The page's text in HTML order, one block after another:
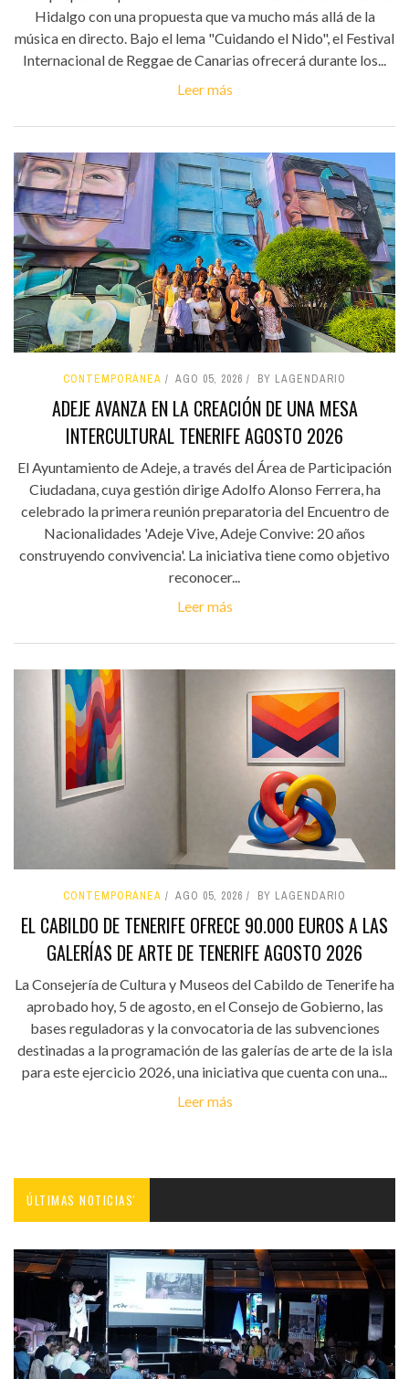
Hidalgo con una propuesta que va mucho más allá de la
música en directo. Bajo el lema "Cuidando el Nido", el Festival
Internacional de Reggae de Canarias ofrecerá durante los...
Leer más
CONTEMPORÁNEA AGO 05, 2026 BY LAGENDARIO
ADEJE AVANZA EN LA CREACIÓN DE UNA MESA
INTERCULTURAL TENERIFE AGOSTO 2026
El Ayuntamiento de Adeje, a través del Área de Participación
Ciudadana, cuya gestión dirige Adolfo Alonso Ferrera, ha
celebrado la primera reunión preparatoria del Encuentro de
Nacionalidades 'Adeje Vive, Adeje Convive: 20 años
construyendo convivencia'. La iniciativa tiene como objetivo
reconocer...
Leer más
CONTEMPORÁNEA AGO 05, 2026 BY LAGENDARIO
EL CABILDO DE TENERIFE OFRECE 90.000 EUROS A LAS
GALERÍAS DE ARTE DE TENERIFE AGOSTO 2026
La Consejería de Cultura y Museos del Cabildo de Tenerife ha
aprobado hoy, 5 de agosto, en el Consejo de Gobierno, las
bases reguladoras y la convocatoria de las subvenciones
destinadas a la programación de las galerías de arte de la isla
para este ejercicio 2026, una iniciativa que cuenta con una...
Leer más
ÚLTIMAS NOTICIAS'